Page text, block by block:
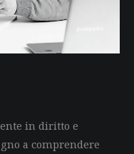
in diritto e
a comprendere